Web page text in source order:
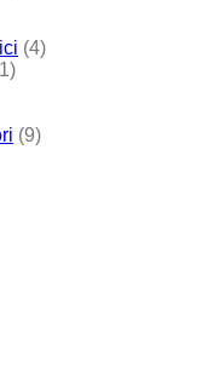
(4)
(9)